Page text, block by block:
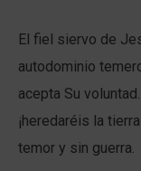
El fiel siervo de
autodominio
acepta Su
¡heredaréis la
temor y sin guerra.